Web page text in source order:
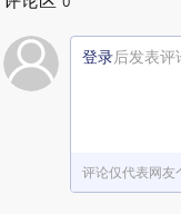
登录后发表评
评论仅代表网友